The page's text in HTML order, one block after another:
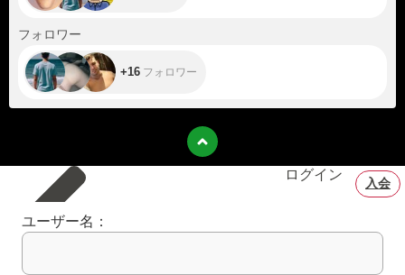
フォロワー
+16 フォロワー
ログイン
入会
ユーザー名：